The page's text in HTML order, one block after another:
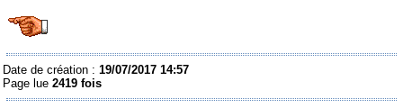
Date de création :19/07/2017 14:57
Page lue2419 fois